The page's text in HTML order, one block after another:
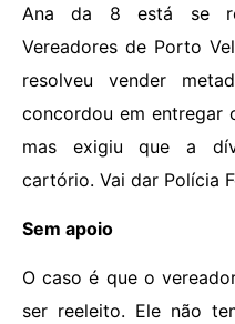
Ana da 8 está se
Vereadores de Porto
resolveu vender
concordou em entregar
mas exigiu que a
cartório. Vai dar Polícia
Sem apoio
O caso é que o
ser reeleito. Ele não